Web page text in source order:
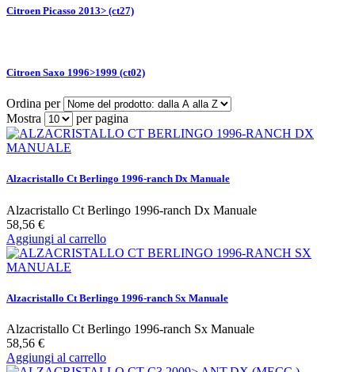
Citroen Picasso 2013> (ct27)
Citroen Saxo 1996>1999 (ct02)
Ordina per
Mostra
per pagina
Alzacristallo Ct Berlingo 1996-ranch Dx Manuale
Alzacristallo Ct Berlingo 1996-ranch Dx Manuale
58,56 €
Aggiungi al carrello
Alzacristallo Ct Berlingo 1996-ranch Sx Manuale
Alzacristallo Ct Berlingo 1996-ranch Sx Manuale
58,56 €
Aggiungi al carrello